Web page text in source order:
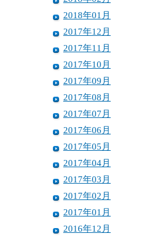
2018年01月
2017年12月
2017年11月
2017年10月
2017年09月
2017年08月
2017年07月
2017年06月
2017年05月
2017年04月
2017年03月
2017年02月
2017年01月
2016年12月